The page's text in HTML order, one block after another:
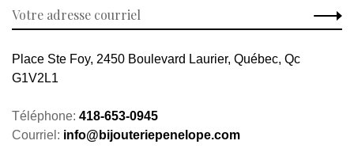
Place Ste Foy, 2450 Boulevard Laurier, Québec, Qc
G1V2L1
Téléphone: 418-653-0945
Courriel: info@bijouteriepenelope.com